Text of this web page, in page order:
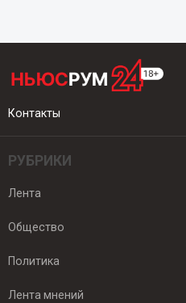
Контакты
РУБРИКИ
Лента
Общество
Политика
Лента мнений